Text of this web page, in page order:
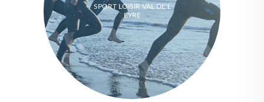
SPORT LOISIR VAL DE L
EYRE